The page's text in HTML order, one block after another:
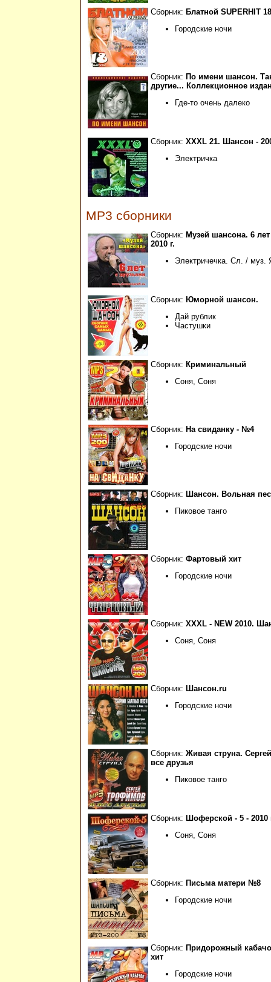
Сборник: Блатной SUPERHIT
Городские ночи
Сборник: По имени шансон.
другие... Коллекционное
Где-то очень далеко
Сборник: XXXL 21. Шансон -
Электричка
MP3 сборники
Сборник: Музей шансона. 6
2010 г.
Электричечка. Сл. / муз.
Сборник: Юморной шансон.
Дай рублик
Частушки
Сборник: Криминальный
Соня, Соня
Сборник: На свиданку - №4
Городские ночи
Сборник: Шансон. Вольная
Пиковое танго
Сборник: Фартовый хит
Городские ночи
Сборник: XXXL - NEW 2010.
Соня, Соня
Сборник: Шансон.ru
Городские ночи
Сборник: Живая струна.
все друзья
Пиковое танго
Сборник: Шоферской - 5 - 2010
Соня, Соня
Сборник: Письма матери №8
Городские ночи
Сборник: Придорожный
хит
Городские ночи